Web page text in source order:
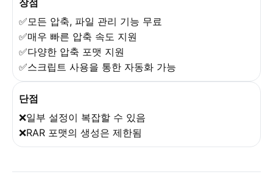
✅모든 압축, 파일 관리 기능 무료
✅매우 빠른 압축 속도 지원
✅다양한 압축 포맷 지원
✅스크립트 사용을 통한 자동화 가능
단점
❌일부 설정이 복잡할 수 있음
❌RAR 포맷의 생성은 제한됨